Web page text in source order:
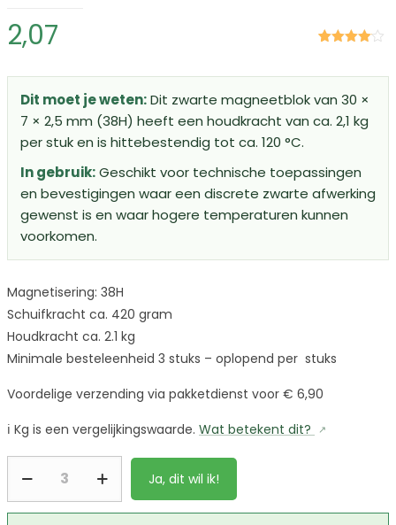
gebaseerd
waardering
2,07
Dit moet je weten:Dit zwarte magneetblok van 30 ×
7 × 2,5 mm (38H) heeft een houdkracht van ca. 2,1 kg
per stuk en is hittebestendig tot ca. 120 °C.
In gebruik:Geschikt voor technische toepassingen
en bevestigingen waar een discrete zwarte afwerking
gewenst is en waar hogere temperaturen kunnen
voorkomen.
Magnetisering: 38H
Schuifkracht ca. 420 gram
Houdkracht ca. 2.1 kg
Minimale besteleenheid 3 stuks – oplopend per stuks
Voordelige verzending via pakketdienst voor € 6,90
ℹ️ Kg is een vergelijkingswaarde. Wat betekent dit?
Ja, dit wil ik!